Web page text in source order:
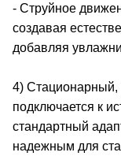
- Струйное
создавая
добавляя
4) Стационарный,
подключается к
стандартный
надежным для